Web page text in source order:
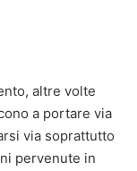
altre volte
a portare via
via soprattutto
pervenute in